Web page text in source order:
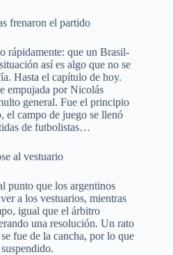
frenaron el partido
rápidamente: que un Brasil-
así es algo que no se
Hasta el capítulo de hoy.
empujada por Nicolás
general. Fue el principio
el campo de juego se llenó
de futbolistas…
al vestuario
punto que los argentinos
a los vestuarios, mientras
igual que el árbitro
una resolución. Un rato
fue de la cancha, por lo que